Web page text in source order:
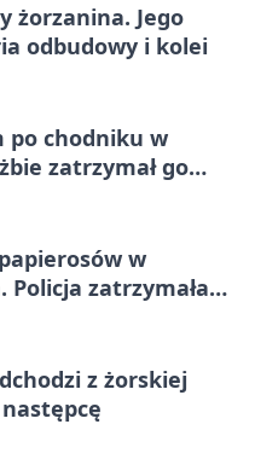
żorzanina. Jego
odbudowy i kolei
po chodniku w
zatrzymał go
w
Policja zatrzymała
z żorskiej